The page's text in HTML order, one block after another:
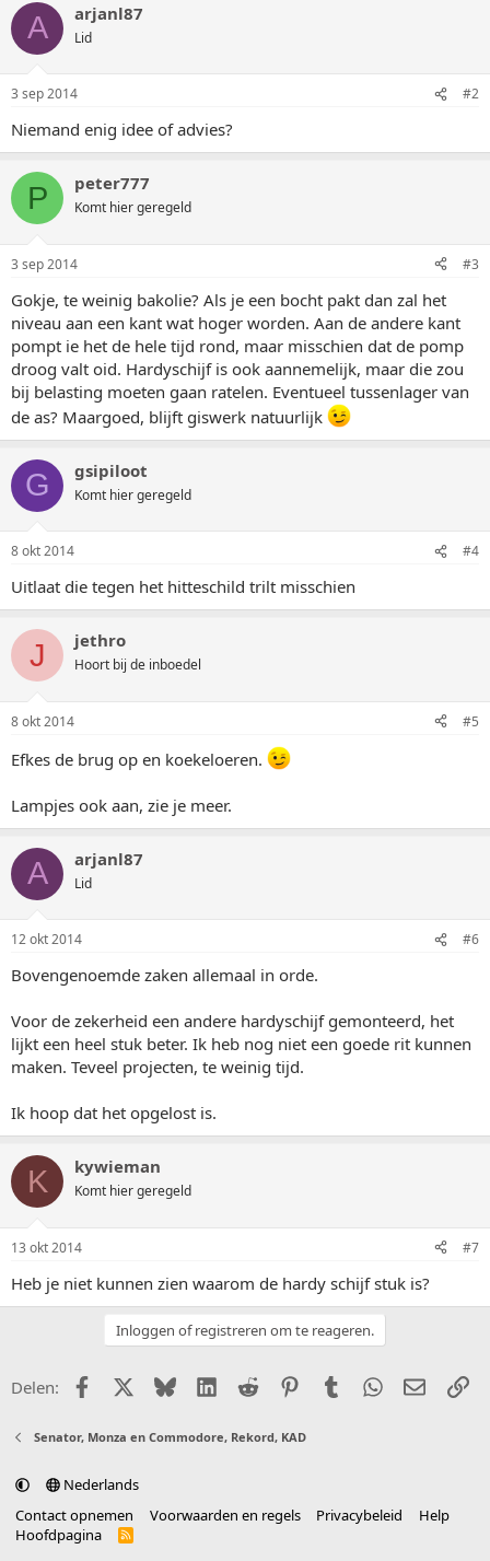
A arjanl87
Lid
3 sep 2014 #2
Niemand enig idee of advies?
P peter777
Komt hier geregeld
3 sep 2014 #3
Gokje, te weinig bakolie? Als je een bocht pakt dan zal het
niveau aan een kant wat hoger worden. Aan de andere kant
pompt ie het de hele tijd rond, maar misschien dat de pomp
droog valt oid. Hardyschijf is ook aannemelijk, maar die zou
bij belasting moeten gaan ratelen. Eventueel tussenlager van
de as? Maargoed, blijft giswerk natuurlijk
G gsipiloot
Komt hier geregeld
8 okt 2014 #4
Uitlaat die tegen het hitteschild trilt misschien
J jethro
Hoort bij de inboedel
8 okt 2014 #5
Efkes de brug op en koekeloeren.
Lampjes ook aan, zie je meer.
A arjanl87
Lid
12 okt 2014 #6
Bovengenoemde zaken allemaal in orde.
Voor de zekerheid een andere hardyschijf gemonteerd, het
lijkt een heel stuk beter. Ik heb nog niet een goede rit kunnen
maken. Teveel projecten, te weinig tijd.
Ik hoop dat het opgelost is.
K kywieman
Komt hier geregeld
13 okt 2014 #7
Heb je niet kunnen zien waarom de hardy schijf stuk is?
Inloggen of registreren om te reageren.
Delen: FacebookX (Twitter)
BlueskyLinkedIn
Reddit PinterestTumblr WhatsApp
E-mail
Senator, Monza en Commodore, Rekord, KAD
Nederlands
Contact opnemen
Voorwaarden en regels Privacybeleid
Help
Hoofdpagina
R